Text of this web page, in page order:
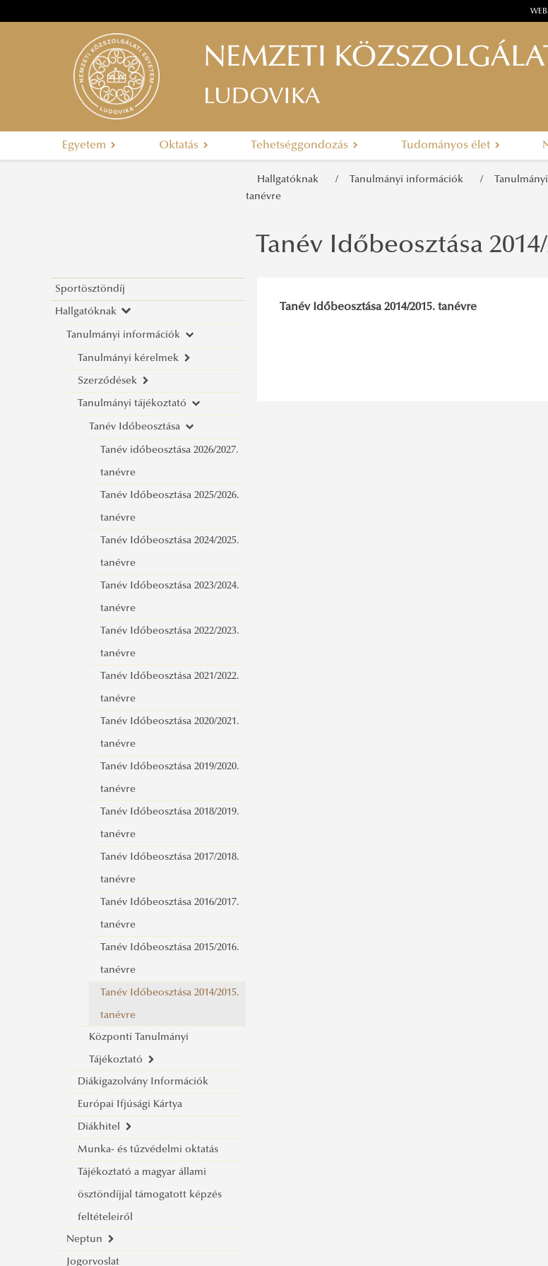
NEMZETI
LUDOVIKA
Egyetem Oktatás Tehetséggondozás Tudományos élet
Hallgatóknak Tanulmányi információk
tanévre
Sportösztöndíj
Hallgatóknak
Tanulmányi információk
Tanulmányi kérelmek
Tanulmányi kérelem minták
Neptun rendszerben elérhető
kérelmek
Szerződések
Ismertetés a költségviselés
formáiról
Önköltség fizetésére nem
kötelezett hallgatók képzési
szerződése
Hallgatói képzési szerződés
Közszolgálati ösztöndíjszerződés
Tanulmányi tájékoztató
Tanév Időbeosztása
Tanév időbeosztása 2026/2027.
tanévre
Tanév Időbeosztása 2025/2026.
tanévre
Tanév Időbeosztása 2024/2025.
tanévre
Tanév Időbeosztása 2023/2024.
tanévre
Tanév Időbeosztása 2022/2023.
tanévre
Tanév Időbeosztása 2021/2022.
tanévre
Tanév Időbeosztása 2020/2021.
tanévre
Tanév Időbeosztása 2019/2020.
tanévre
Tanév Időbeosztása 2018/2019.
tanévre
Tanév Időbeosztása 2017/2018.
tanévre
Tanév Időbeosztása 2016/2017.
tanévre
Tanév Időbeosztása 2015/2016.
tanévre
Tanév Időbeosztása 2014/2015.
tanévre
Központi Tanulmányi
Tájékoztató
NKE Tanulmányi Tájékoztató
2026
NKE Tanulmányi Tájékoztató
2025
NKE Tanulmányi Tájékoztató
2024
NKE Tanulmányi Tájékoztató
2023
Diákigazolvány Információk
Európai Ifjúsági Kártya
Diákhitel
Diákhitel információk
Diákhitel Archívum
Diákhitel kisokos
Diákhitel Igénylés
Diákhitel 1 engedményezés
Munka- és tűzvédelmi oktatás
Tájékoztató a magyar állami
ösztöndíjjal támogatott képzés
feltételeiről
Neptun
Neptun
Jogorvoslat
Tanév Időbeosztása
Tanév Időbeosztása 2014/2015. tanévre